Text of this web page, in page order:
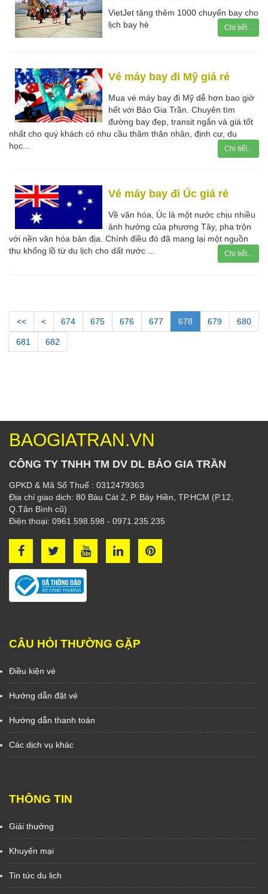
VietJet tăng thêm 1000 chuyến bay cho
lịch bay hè
Chi tiết...
Vé máy bay đi Mỹ giá rẻ
Mua vé máy bay đi Mỹ dễ hơn bao giờ
hết với Bảo Gia Trần. Chuyên tìm
đường bay đẹp, transit ngắn và giá tốt
nhất cho quý khách có nhu cầu thăm thân nhân, định cư, du
học...
Chi tiết...
Vé máy bay đi Úc giá rẻ
Về văn hóa, Úc là một nước chịu nhiều
ảnh hưởng của phương Tây, pha trộn
với nền văn hóa bản địa. Chính điều đó đã mang lại một nguồn
thu khổng lồ từ du lịch cho dất nước ...
Chi tiết...
<< < 674 675 676 677 678 679 680
681 682
BAOGIATRAN.VN
CÔNG TY TNHH TM DV DL BẢO GIA TRẦN
GPKD & Mã Số Thuế : 0312479363
Địa chỉ giao dịch: 80 Bàu Cát 2, P. Bảy Hiền, TP.HCM (P.12,
Q.Tân Bình cũ)
Điện thoại: 0961.598.598 - 0971.235.235
CÂU HỎI THƯỜNG GẶP
Điều kiện vé
Hướng dẫn đặt vé
Hướng dẫn thanh toán
Các dịch vụ khác
THÔNG TIN
Giải thưởng
Khuyến mại
Tin tức du lịch